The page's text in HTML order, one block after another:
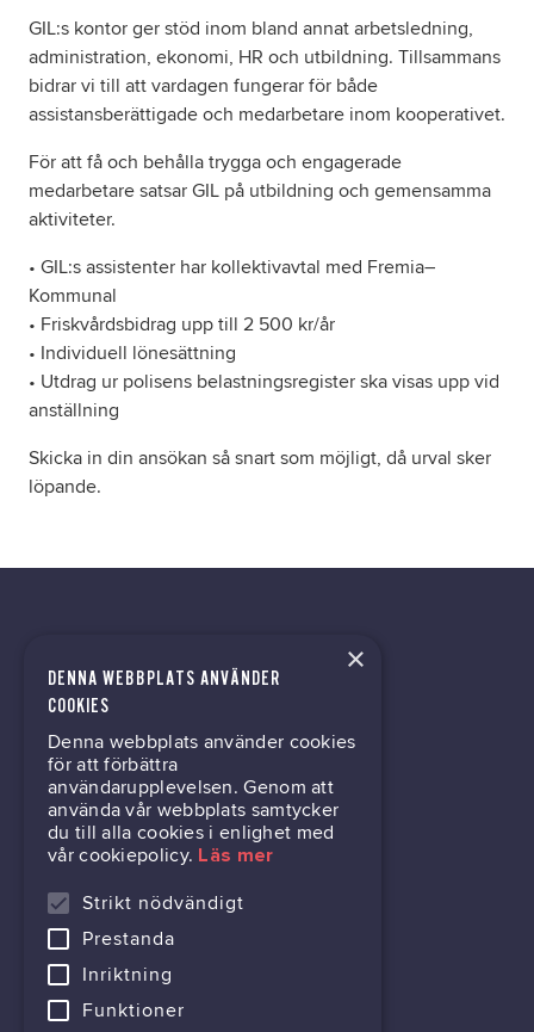
GIL:s kontor ger stöd inom bland annat arbetsledning,
administration, ekonomi, HR och utbildning. Tillsammans
bidrar vi till att vardagen fungerar för både
assistansberättigade och medarbetare inom kooperativet.
För att få och behålla trygga och engagerade
medarbetare satsar GIL på utbildning och gemensamma
aktiviteter.
• GIL:s assistenter har kollektivavtal med Fremia–
Kommunal
• Friskvårdsbidrag upp till 2 500 kr/år
• Individuell lönesättning
• Utdrag ur polisens belastningsregister ska visas upp vid
anställning
Skicka in din ansökan så snart som möjligt, då urval sker
löpande.
kontor@gil.se
031-63 64 80
Mölndalsvägen 30B
Box 24061
400 22 Göteborg
716444-6762
×
DENNA WEBBPLATS ANVÄNDER
COOKIES
Denna webbplats använder cookies
för att förbättra
användarupplevelsen. Genom att
använda vår webbplats samtycker
du till alla cookies i enlighet med
vår cookiepolicy. Läs mer
Strikt nödvändigt
Prestanda
Inriktning
Funktioner